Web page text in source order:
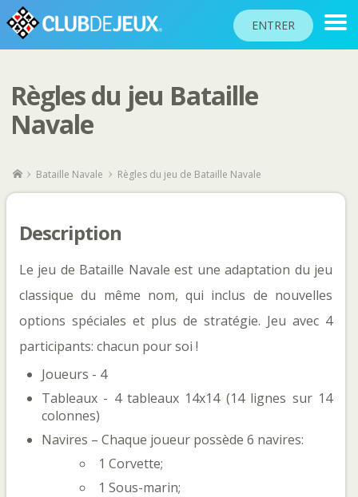
ENTRER
CLASSEMENTS
TOURNOIS
COMMUNAUTÉ
AIDE
PASSEPORT
JOUER
Langue du site
Règles du jeu Bataille
Navale
Bataille Navale Règles du jeu de Bataille Navale
Description
Le jeu de Bataille Navale est une adaptation du jeu
classique du même nom, qui inclus de nouvelles
options spéciales et plus de stratégie. Jeu avec 4
participants: chacun pour soi !
Joueurs - 4
Tableaux - 4 tableaux 14x14 (14 lignes sur 14
colonnes)
Navires – Chaque joueur possède 6 navires:
1 Corvette;
1 Sous-marin;